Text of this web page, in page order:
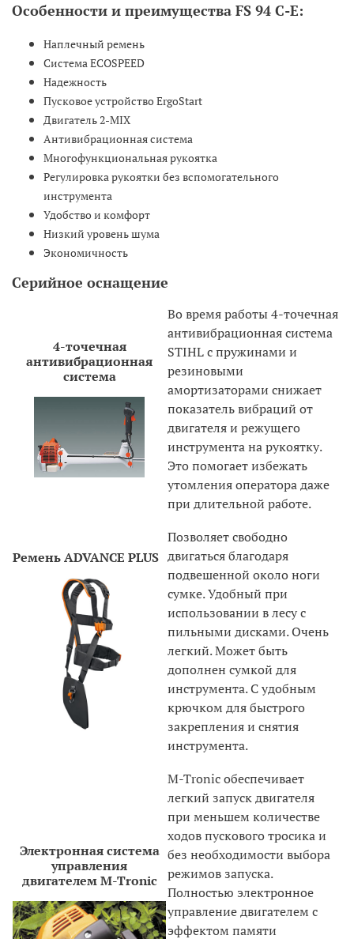
Особенности и преимущества FS 94 C-E:
Наплечный ремень
Система ECOSPEED
Надежность
Пусковое устройство ErgoStart
Двигатель 2-MIX
Антивибрационная система
Многофункциональная рукоятка
Регулировка рукоятки без вспомогательного
инструмента
Удобство и комфорт
Низкий уровень шума
Экономичность
Серийное оснащение
4-точечная
антивибрационная
система
Во время работы 4-точечная
антивибрационная система
STIHL с пружинами и
резиновыми
амортизаторами снижает
показатель вибраций от
двигателя и режущего
инструмента на рукоятку.
Это помогает избежать
утомления оператора даже
при длительной работе.
Ремень ADVANCE PLUS
Позволяет свободно
двигаться благодаря
подвешенной около ноги
сумке. Удобный при
использовании в лесу с
пильными дисками. Очень
легкий. Может быть
дополнен сумкой для
инструмента. С удобным
крючком для быстрого
закрепления и снятия
инструмента.
Электронная система
управления
двигателем M-Tronic
M-Tronic обеспечивает
легкий запуск двигателя
при меньшем количестве
ходов пускового тросика и
без необходимости выбора
режимов запуска.
Полностью электронное
управление двигателем с
эффектом памяти